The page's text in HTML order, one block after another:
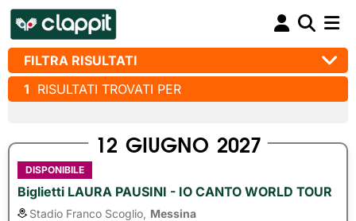
FILTRA RISULTATI
1 RISULTATI TROVATI PER
12 GIUGNO 2027
DISPONIBILE
Biglietti LAURA PAUSINI - IO CANTO WORLD TOUR
Stadio Franco Scoglio, Messina